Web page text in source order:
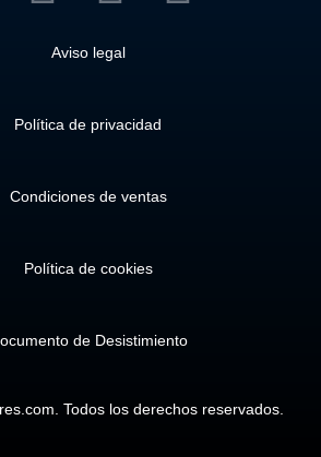
Aviso legal
Política de privacidad
Condiciones de ventas
Política de cookies
de Desistimiento
Todos los derechos reservados.